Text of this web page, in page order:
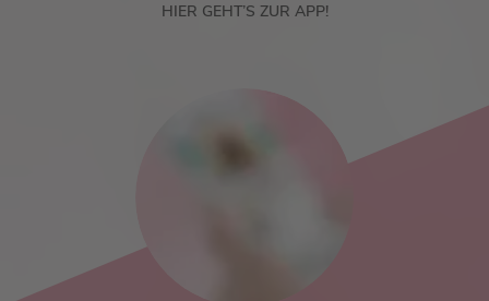
HIER GEHT’S ZUR APP!